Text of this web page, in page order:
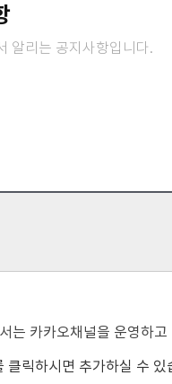
알리는 공지사항입니다.
는 카카오채널을 운영하고
클릭하시면 추가하실 수 있